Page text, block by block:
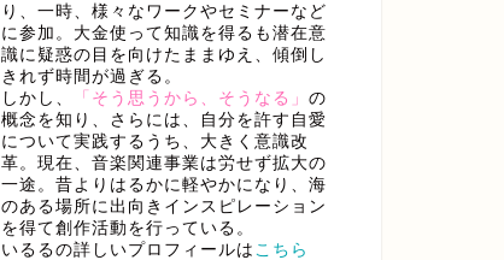
り、一時、様々なワークやセミナーなど
に参加。大金使って知識を得るも潜在意
識に疑惑の目を向けたままゆえ、傾倒し
きれず時間が過ぎる。
しかし、
「そう思うから、そうなる」 の
概念を知り、さらには、自分を許す自愛
について実践するうち、大きく意識改
革。現在、音楽関連事業は労せず拡大の
一途。昔よりはるかに軽やかになり、海
のある場所に出向きインスピレーション
を得て創作活動を行っている。
いるるの詳しいプロフィールは こちら